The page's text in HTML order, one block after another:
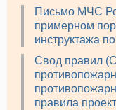
Письмо МЧС
примерном
инструктажа
Свод правил
правила